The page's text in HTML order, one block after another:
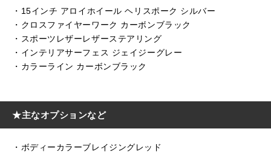
・15インチ アロイホイール ヘリスポーク シルバー
・クロスファイヤーワーク カーボンブラック
・スポーツレザーレザーステアリング
・インテリアサーフェス ジェイジーグレー
・カラーライン カーボンブラック
★主なオプションなど
・ボディーカラーブレイジングレッド